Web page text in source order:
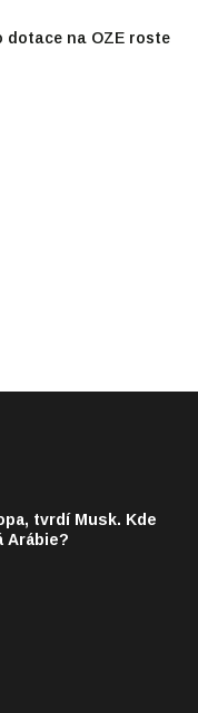
dotace na OZE roste
tvrdí Musk. Kde
Arábie?